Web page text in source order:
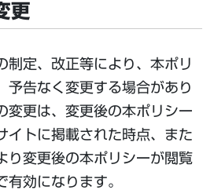
更
制定、改正等により、本ポリ
予告なく変更する場合があり
変更は、変更後の本ポリシー
イトに掲載された時点、また
り変更後の本ポリシーが閲覧
有効になります。